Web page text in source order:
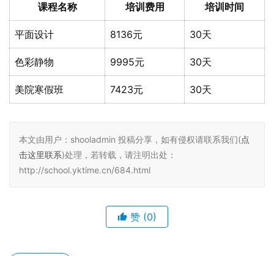
课程名称 培训费用 培训时间
平面设计 8136元 30天
色彩静物 9995元 30天
美院寒假班 7423元 30天
本文由用户：shooladmin 投稿分享，如有侵权请联系我们(点
击这里联系)处理，若转载，请注明出处：
http://school.yktime.cn/684.html
赞 (0)